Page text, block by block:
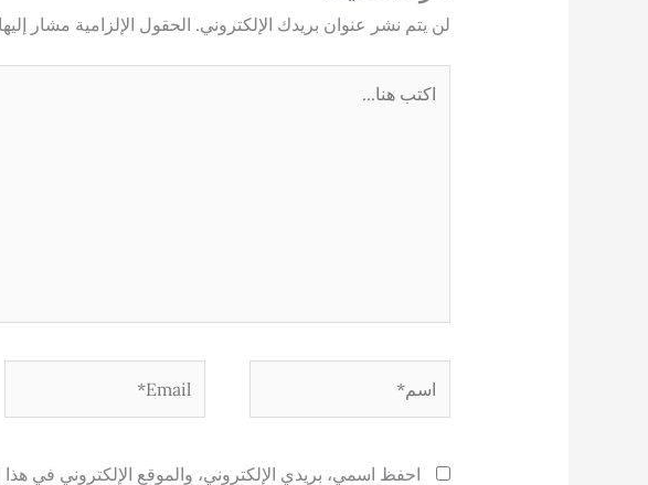
لن يتم نشر عنوان بريدك الإلكتروني. الحقول الإلزامية مشار
هنا...
احفظ اسمي، بريدي الإلكتروني، والموقع الإلكتروني في هذا